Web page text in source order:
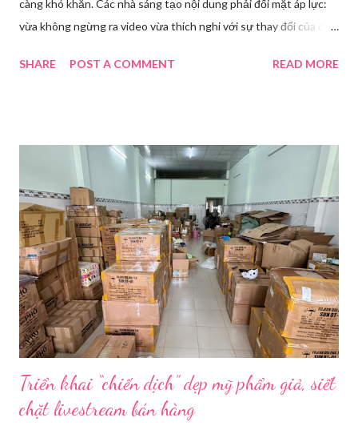
càng khó khăn. Các nhà sáng tạo nội dung phải đối mặt áp lực:
vừa không ngừng ra video vừa thích nghi với sự thay đổi của các
Huawei tại Hội nghị Di động Thế giới tại Thượng Hải năm 2021.
thay đồ. Chỉ trong vài phút, phòng khách được sắp xếp lại. Hai
đèn chiếu ngược sáng bật lên. Một chiếc điện thoại được gắn cố
định. Cả ba người vào vị trí. Wu đã chuẩn bị sẵn lời thoại và trao
đổi trước cách diễn đạt với ông và mẹ, thậm chí còn bàn xem
dùng từ nào trong phương ngữ Thượng Hải nghe tự nhiên nhất
trên camera. Ông cô nhăn mặt khi nghe giải thích về Thế vận
hội Mùa đông. “Người già như tụi ông không hiểu mấy cái này...
SHARE POST A COMMENT READ MORE
Triển khai “chiến dịch” dẹp mỹ phẩm giả, siết
chặt livestream bán hàng